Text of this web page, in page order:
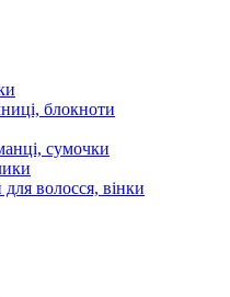
блокноти
сумочки
волосся, вінки